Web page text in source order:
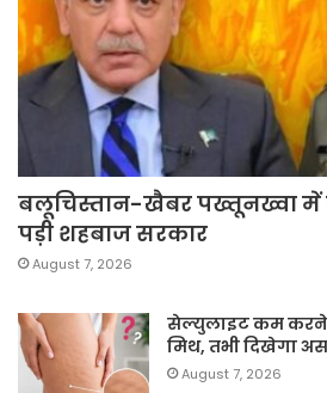
बलूचिस्तान-खैबर पख्तूनख्वा
पड़ी शहबाज सरकार
August 7, 2026
सेल्युलाइट कम करने
मिथ, तभी दिखेगा
August 7, 2026